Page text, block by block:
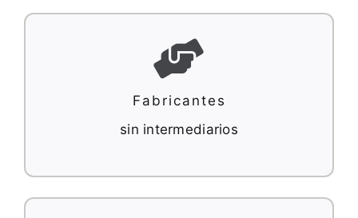
Fabricantes
sin intermediarios